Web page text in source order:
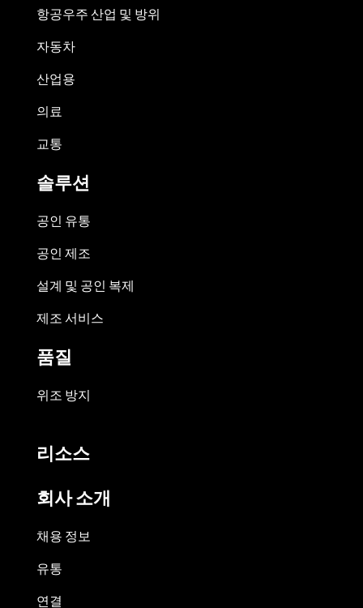
항공우주 산업 및 방위
자동차
산업용
의료
교통
솔루션
공인 유통
공인 제조
설계 및 공인 복제
제조 서비스
품질
위조 방지
리소스
회사 소개
채용 정보
유통
연결